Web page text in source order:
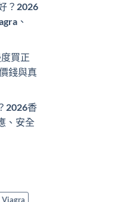
？2026
、
買正
錢與真
2026香
、安全
Viagra